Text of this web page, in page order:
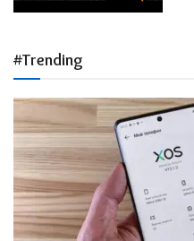
#Trending